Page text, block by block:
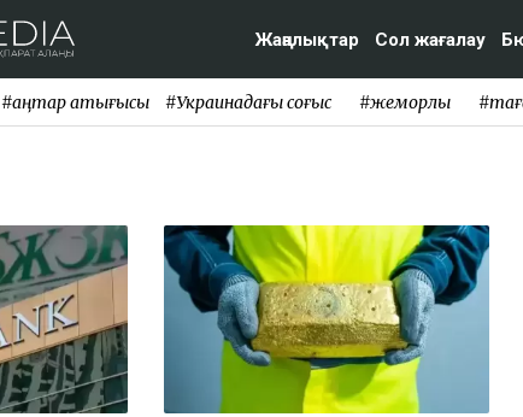
Жаңалықтар Сол жағалау
#қаңтар қақтығысы #Украинадағы соғыс #жемқорлық